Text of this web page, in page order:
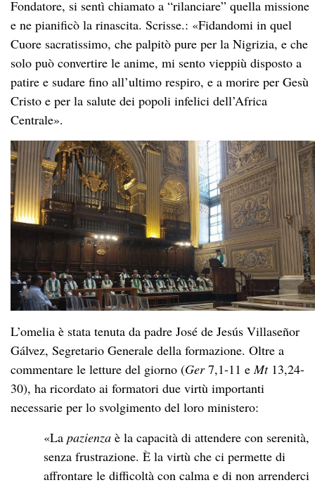
Fondatore, si sentì chiamato a “rilanciare” quella missione
e ne pianificò la rinascita. Scrisse.: «Fidandomi in quel
Cuore sacratissimo, che palpitò pure per la Nigrizia, e che
solo può convertire le anime, mi sento vieppiù disposto a
patire e sudare fino all’ultimo respiro, e a morire per Gesù
Cristo e per la salute dei popoli infelici dell’Africa
Centrale».
L’omelia è stata tenuta da padre José de Jesús Villaseñor
Gálvez, Segretario Generale della formazione. Oltre a
commentare le letture del giorno (Ger7,1-11 eMt13,24-
30), ha ricordato ai formatori due virtù importanti
necessarie per lo svolgimento del loro ministero:
«La pazienza è la capacità di attendere con serenità,
senza frustrazione. È la virtù che ci permette di
affrontare le difficoltà con calma e di non arrenderci